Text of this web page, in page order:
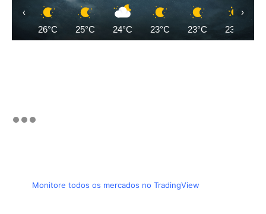
26°C 25°C 24°C 23°C 23°C 23°C
‹ ›
Monitore todos os mercados no TradingView